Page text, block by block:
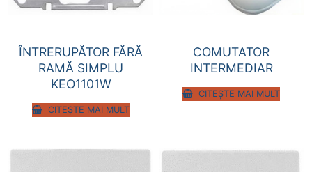
ÎNTRERUPĂTOR FĂRĂ
RAMĂ SIMPLU
KEO1101W
CITEȘTE MAI MULT
COMUTATOR
INTERMEDIAR
CITEȘTE MAI MULT